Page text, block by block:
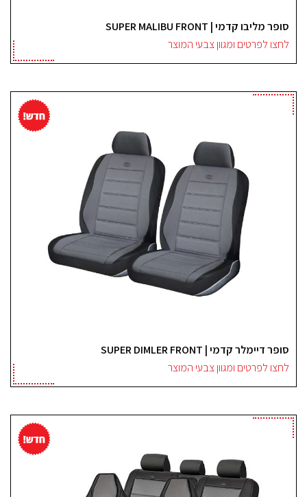
סופר מליבו קדמי | SUPER MALIBU FRONT
לחצו לפרטים ומגוון צבעי המוצר
סופר דיימלר קדמי | SUPER DIMLER FRONT
לחצו לפרטים ומגוון צבעי המוצר